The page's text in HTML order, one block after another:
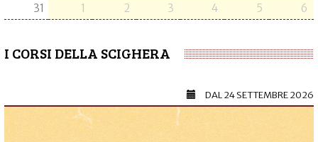
31
1 2 3 4 5 6
I CORSI DELLA SCIGHERA
DAL24 SETTEMBRE 2026